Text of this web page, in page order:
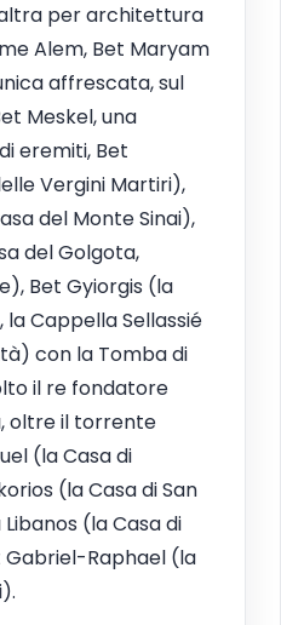
per architettura
Alem, Bet Maryam
affrescata, sul
Meskel, una
eremiti, Bet
Vergini Martiri),
del Monte Sinai),
del Golgota,
Bet Gyiorgis (la
la Cappella Sellassié
con la Tomba di
il re fondatore
oltre il torrente
(la Casa di
(la Casa di San
(la Casa di
Gabriel-Raphael (la